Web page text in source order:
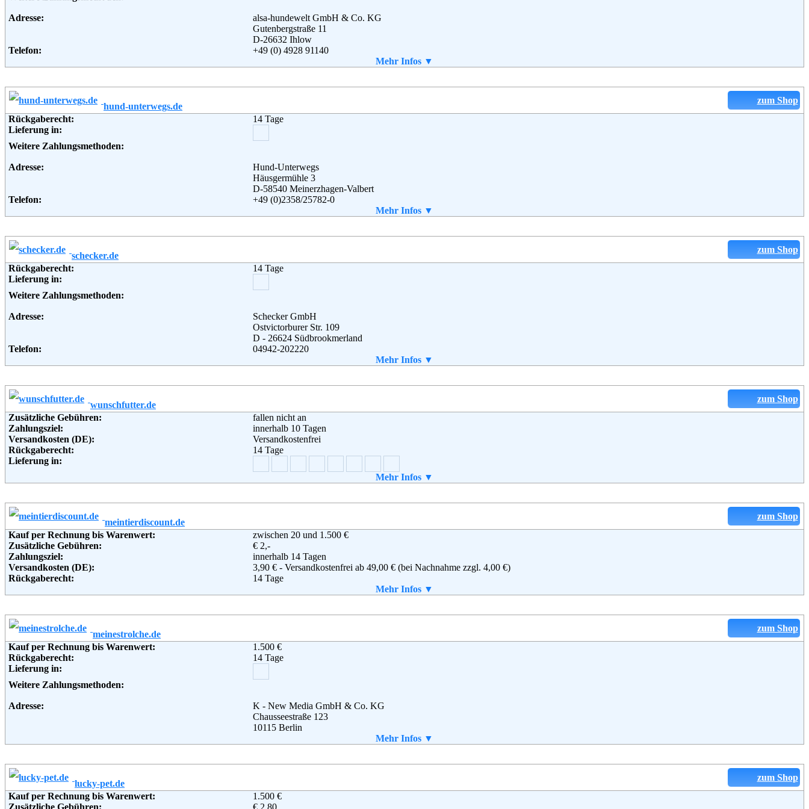
Adresse:
alsa-hundewelt GmbH & Co. KG
Gutenbergstraße 11
D-26632 Ihlow
Telefon:
+49 (0) 4928 91140
Weiterführende Informationen:
Mehr Infos ▼
zum Shop
hund-unterwegs.de
Rückgaberecht:
14 Tage
Lieferung in:
Weitere Zahlungsmethoden:
Adresse:
Hund-Unterwegs
Häusgermühle 3
D-58540 Meinerzhagen-Valbert
Telefon:
+49 (0)2358/25782-0
Weiterführende Informationen:
Mehr Infos ▼
zum Shop
schecker.de
Rückgaberecht:
14 Tage
Lieferung in:
Weitere Zahlungsmethoden:
Adresse:
Schecker GmbH
Ostvictorburer Str. 109
D - 26624 Südbrookmerland
Telefon:
04942-202220
Mehr Infos ▼
zum Shop
wunschfutter.de
Zusätzliche Gebühren:
fallen nicht an
Zahlungsziel:
innerhalb 10 Tagen
Versandkosten (DE):
Versandkostenfrei
Rückgaberecht:
14 Tage
Lieferung in:
Telefon:
0800 6346700
Email:
info@wunschfutter.de
Soziale Kanäle:
Weiterführende Informationen:
Blog ,AGB
Mehr Infos ▼
zum Shop
meintierdiscount.de
Kauf per Rechnung bis Warenwert:
zwischen 20 und 1.500 €
Zusätzliche Gebühren:
€ 2,-
Zahlungsziel:
innerhalb 14 Tagen
Versandkosten (DE):
3,90 € - Versandkostenfrei ab 49,00 € (bei Nachnahme zzgl. 4,00 €)
Rückgaberecht:
14 Tage
Weitere Zahlungsmethoden:
Adresse:
Pet Logistic GbR
Arnstädter Straße 95
Deutschland
Telefon:
Fax:
03 62 00 - 13 98 09
info@meintierdiscount.de
AGB
Mehr Infos ▼
zum Shop
meinestrolche.de
Kauf per Rechnung bis Warenwert:
1.500 €
Rückgaberecht:
14 Tage
Lieferung in:
Weitere Zahlungsmethoden:
Adresse:
K - New Media GmbH & Co. KG
Chausseestraße 123
10115 Berlin
Weiterführende Informationen:
Mehr Infos ▼
zum Shop
lucky-pet.de
Kauf per Rechnung bis Warenwert:
1.500 €